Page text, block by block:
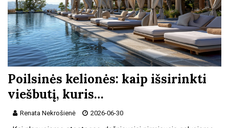
Poilsinės kelionės: kaip išsirinkti
viešbutį, kuris…
Renata Nekrošienė 2026-06-30